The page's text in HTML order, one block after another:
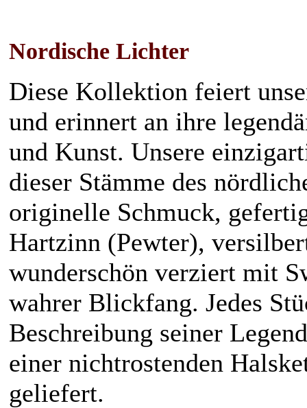
Nordische Lichter
Diese Kollektion feiert
und erinnert an ihre
und Kunst. Unsere
dieser Stämme des
originelle Schmuck,
Hartzinn (Pewter),
wunderschön verziert mit
wahrer Blickfang. Jedes
Beschreibung seiner
einer nichtrostenden
geliefert.